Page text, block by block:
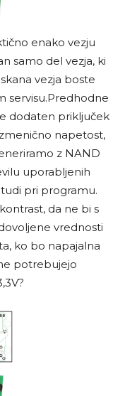
enako vezju
samo del vezja, ki
vezja boste
servisu.Predhodne
dodaten priključek
napetost,
z NAND
uporabljenih
pri programu.
da ne bi s
vrednosti
ko bo napajalna
potrebujejo